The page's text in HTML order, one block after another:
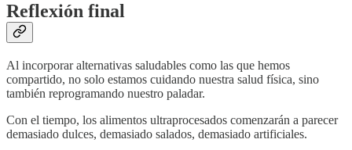
Reflexión final
Al incorporar alternativas saludables como las que hemos
compartido, no solo estamos cuidando nuestra salud física, sino
también reprogramando nuestro paladar.
Con el tiempo, los alimentos ultraprocesados comenzarán a parecer
demasiado dulces, demasiado salados, demasiado artificiales.